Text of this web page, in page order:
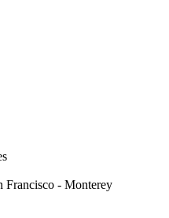
Francisco - Monterey